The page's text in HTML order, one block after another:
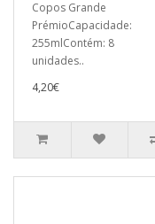
Copos Grande
PrémioCapacidade:
255mlContém: 8
unidades..
4,20€